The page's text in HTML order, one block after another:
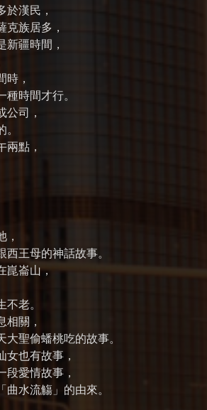
於漢民，
克族居多，
新疆時間，
時，
種時間才行。
公司，
兩點，
，
西王母的神話故事。
崑崙山，
不老。
相關，
大聖偷蟠桃吃的故事。
女也有故事，
段愛情故事，
曲水流觴」的由來。